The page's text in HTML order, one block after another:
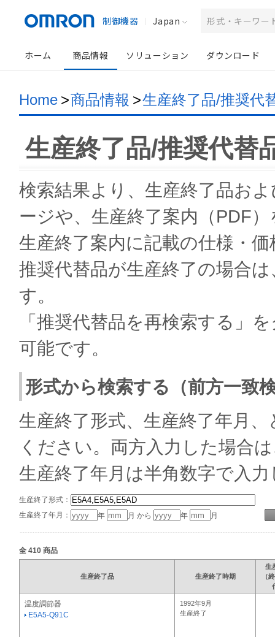
制御機器 Japan
ホーム 商品情報 ソリューション ダウンロード
Home >商品情報 >生産終了品/推奨代
生産終了品/推奨代替
検索結果より、生産終了品お
ージや、生産終了案内（PDF
生産終了案内に記載の仕様・
推奨代替品が生産終了の場合
す。
「推奨代替品を再検索する」
可能です。
形式から検索する（前方一致
生産終了形式、生産終了年月
ください。両方入力した場合
生産終了年月は半角数字で入
生産終了形式：
生産終了年月：
年 月 から 年 月
全 410 商品
生産終了品 生産終了時期
生
（
温度調節器
E5A5-Q91C
1992年9月
生産終了